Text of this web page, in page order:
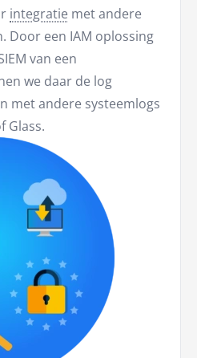
integratie met andere
Door een IAM oplossing
van een
we daar de log
met andere systeemlogs
Glass.